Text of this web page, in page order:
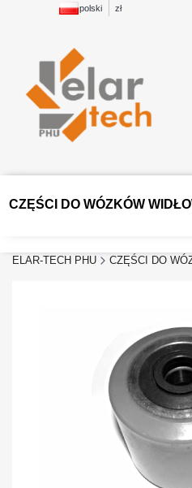
polski zł
CZĘŚCI DO WÓZKÓW
ELAR-TECH PHU CZĘŚCI DO